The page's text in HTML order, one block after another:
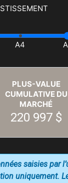
PLUS-VALUE
CUMULATIVE DU
MARCHÉ
220 997 $
saisies par
uniquement.